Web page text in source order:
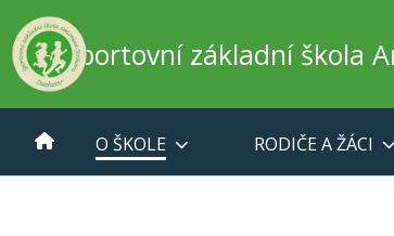
Sportovní základní škola
O ŠKOLE RODIČE A ŽÁCI